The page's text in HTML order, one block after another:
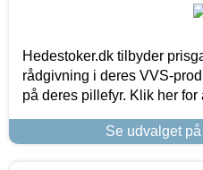
Hedestoker.dk tilbyder
rådgivning i deres VVS-
på deres pillefyr. Klik her for
Se udvalget